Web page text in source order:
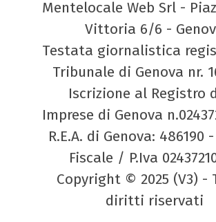
Mentelocale Web Srl -
Vittoria 6/6 -
Testata giornalistica
Tribunale di Genova nr.
Iscrizione al Registro
Imprese di Genova
R.E.A. di Genova: 486190
Fiscale / P.Iva
Copyright © 2025 (V3) -
diritti riservati